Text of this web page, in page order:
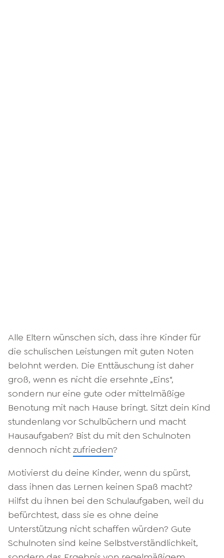
Alle Eltern wünschen sich, dass ihre Kinder für
die schulischen Leistungen mit guten Noten
belohnt werden. Die Enttäuschung ist daher
groß, wenn es nicht die ersehnte „Eins“,
sondern nur eine gute oder mittelmäßige
Benotung mit nach Hause bringt. Sitzt dein Kind
stundenlang vor Schulbüchern und macht
Hausaufgaben? Bist du mit den Schulnoten
dennoch nicht zufrieden?
Motivierst du deine Kinder, wenn du spürst,
dass ihnen das Lernen keinen Spaß macht?
Hilfst du ihnen bei den Schulaufgaben, weil du
befürchtest, dass sie es ohne deine
Unterstützung nicht schaffen würden? Gute
Schulnoten sind keine Selbstverständlichkeit,